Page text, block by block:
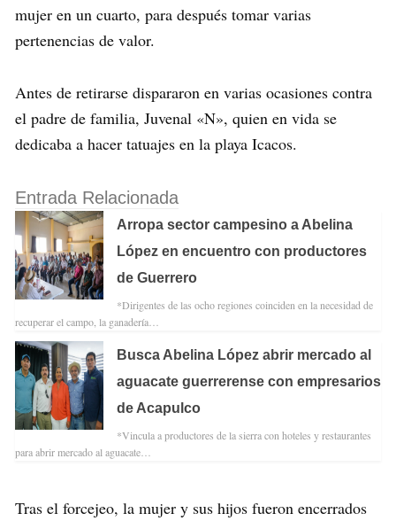
mujer en un cuarto, para después tomar varias
pertenencias de valor.
Antes de retirarse dispararon en varias ocasiones contra
el padre de familia, Juvenal «N», quien en vida se
dedicaba a hacer tatuajes en la playa Icacos.
Entrada Relacionada
Arropa sector campesino a Abelina
López en encuentro con productores
de Guerrero
*Dirigentes de las ocho regiones coinciden en la necesidad de
recuperar el campo, la ganadería…
Busca Abelina López abrir mercado al
aguacate guerrerense con empresarios
de Acapulco
*Vincula a productores de la sierra con hoteles y restaurantes
para abrir mercado al aguacate…
Tras el forcejeo, la mujer y sus hijos fueron encerrados